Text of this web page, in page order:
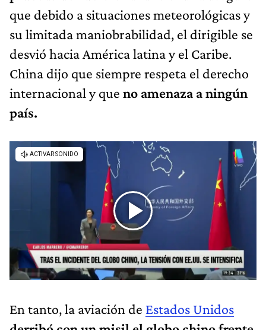
que debido a situaciones meteorológicas y
su limitada maniobrabilidad, el dirigible se
desvió hacia América latina y el Caribe.
China dijo que siempre respeta el derecho
internacional y que no amenaza a ningún
país.
En tanto, la aviación de Estados Unidos